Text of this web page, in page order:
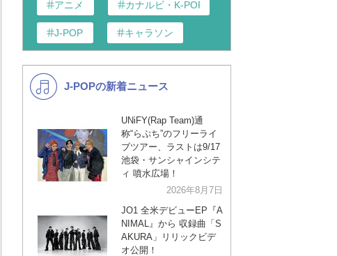
アニメ カナルビ・K-POP和訳
J-POP キャラソン
K-POP 演歌・歌謡
洋楽
VTuber ディズニー
J-POPの新着ニュース
UNiFY(Rap Team)通
称“らぷち”のフリーライ
ブツアー、ラストは9/17
池袋・サンシャインシテ
ィ 噴水広場！
2026年8月7日
JO1 全米デビューEP『A
NIMAL』から 収録曲「S
AKURA」リリックビデ
オ公開！